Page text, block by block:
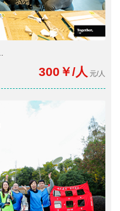
300￥/人 元/人